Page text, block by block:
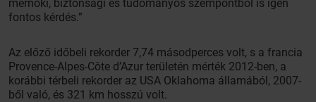
mérnöki, biztonsági és tudományos szempontból is igen
fontos kérdés.”
Az előző időbeli rekorder 7,74 másodperces volt, s a francia
Provence-Alpes-Côte d’Azur területén mérték 2012-ben, a
korábbi térbeli rekorder az USA Oklahoma államából, 2007-
ből való, és 321 km hosszú volt.